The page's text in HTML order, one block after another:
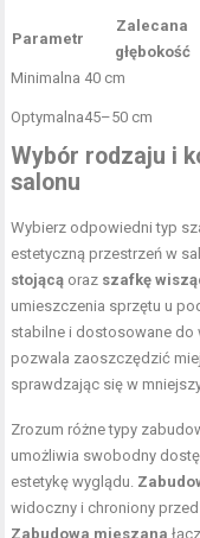
Parametr
Zalecana
głębokość
Minimalna 40 cm
Optymalna45–50 cm
Wybór rodzaju i
salonu
Wybierz odpowiedni typ
estetyczną przestrzeń w
stojącą oraz szafkę
umieszczenia sprzętu u
stabilne i dostosowane do
pozwala zaoszczędzić
sprawdzając się w
Zrozum różne typy
umożliwia swobodny
estetykę wyglądu.
widoczny i chroniony
Zabudowa mieszana